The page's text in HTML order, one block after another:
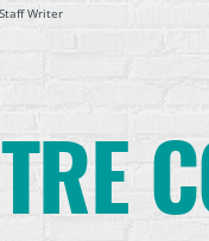
Staff Writer